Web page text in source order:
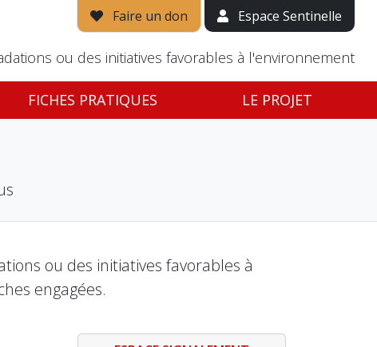
Faire un don Espace Sentinelle
ou des initiatives favorables à l'environnement
FICHES PRATIQUES LE PROJET
ou des initiatives favorables à
engagées.